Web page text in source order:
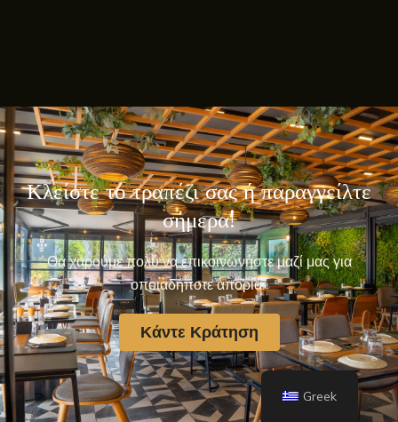
Κλείστε το τραπέζι σας ή παραγγείλτε
σήμερα!
Θα χαρούμε πολύ να επικοινωνήστε μαζί μας για
οποιαδήποτε απορία.
Κάντε Κράτηση
Greek